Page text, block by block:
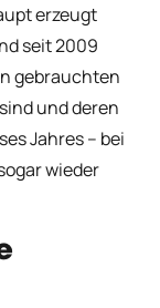
erzeugt
seit 2009
gebrauchten
und deren
Jahres – bei
wieder